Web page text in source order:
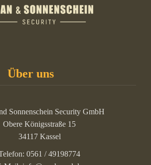
Über uns
Sonnenschein Security GmbH
Obere Königsstraße 15
34117 Kassel
0561 / 49198774